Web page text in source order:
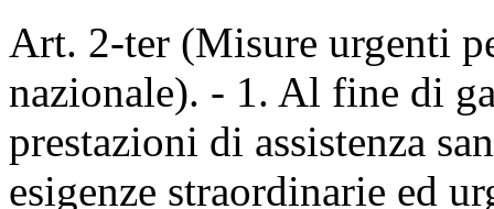
Art. 2-ter (Misure urgenti
nazionale). - 1. Al fine di
prestazioni di assistenza
esigenze straordinarie ed